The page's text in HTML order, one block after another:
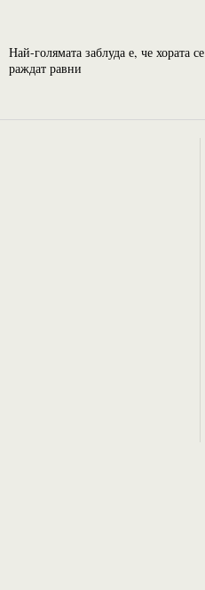
Най-голямата заблуда е, че хората се
раждат равни